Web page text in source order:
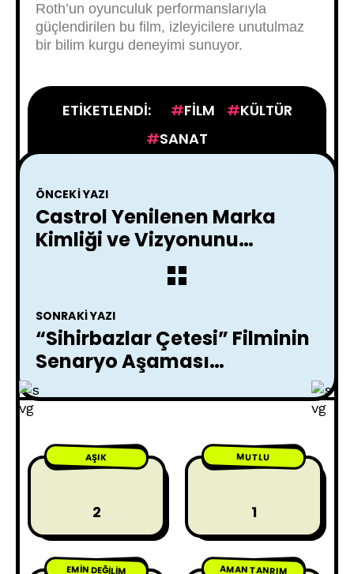
Roth’un oyunculuk performanslarıyla
güçlendirilen bu film, izleyicilere unutulmaz
bir bilim kurgu deneyimi sunuyor.
ETIKETLENDI: FILM
KÜLTÜR
SANAT
ÖNCEKI YAZI
Castrol Yenilenen Marka
Kimliği ve Vizyonunu
SONRAKI YAZI
“Sihirbazlar Çetesi” Filminin
Senaryo Aşaması
Tamamlandı
AŞIK
2
MUTLU
1
EMIN DEĞILIM AMAN TANRIM